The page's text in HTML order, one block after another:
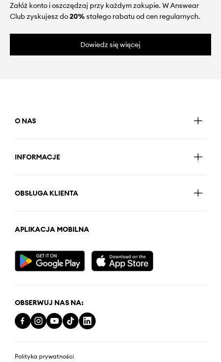
Załóż konto i oszczędzaj przy każdym zakupie. W Answear
Club zyskujesz do20%stałego rabatu od cen regularnych.
Dowiedz się więcej
O NAS
INFORMACJE
OBSŁUGA KLIENTA
APLIKACJA MOBILNA
OBSERWUJ NAS NA:
Polityka prywatności